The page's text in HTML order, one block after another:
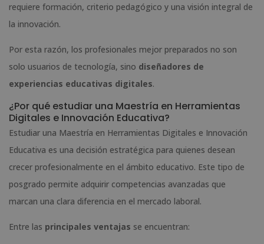
requiere formación, criterio pedagógico y una visión integral de
la innovación.
Por esta razón, los profesionales mejor preparados no son
solo usuarios de tecnología, sino diseñadores de
experiencias educativas digitales.
¿Por qué estudiar una Maestría en Herramientas
Digitales e Innovación Educativa?
Estudiar una Maestría en Herramientas Digitales e Innovación
Educativa es una decisión estratégica para quienes desean
crecer profesionalmente en el ámbito educativo. Este tipo de
posgrado permite adquirir competencias avanzadas que
marcan una clara diferencia en el mercado laboral.
Entre las principales ventajas se encuentran: